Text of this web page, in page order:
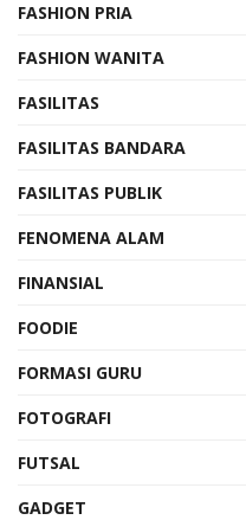
FASHION PRIA
FASHION WANITA
FASILITAS
FASILITAS BANDARA
FASILITAS PUBLIK
FENOMENA ALAM
FINANSIAL
FOODIE
FORMASI GURU
FOTOGRAFI
FUTSAL
GADGET